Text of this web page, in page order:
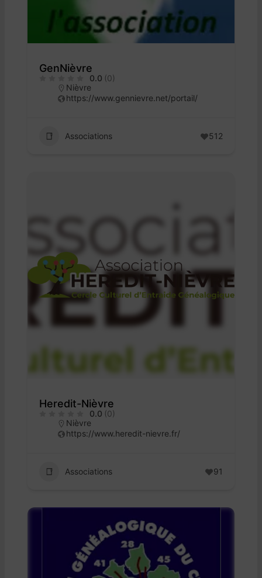
GenNièvre
0.0 (0)
Nièvre
https://www.gennievre.net/portail/
Associations 512
Heredit-Nièvre
0.0 (0)
Nièvre
https://www.heredit-nievre.fr/
Associations 91